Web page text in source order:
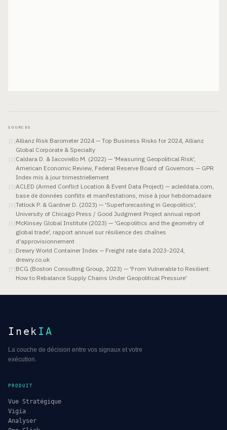
SOURCES
[1 ]Allianz Risk Barometer 2024 — Top Business Risks for 2024, Allianz
Global Corporate & Specialty
[2]Caldara D. & Iacoviello M. (2022) — 'Measuring Geopolitical Risk',
American Economic Review, Federal Reserve Board of Governors — GPR
Index mis à jour trimestriellement
[ 3]ACLED (Armed Conflict Location & Event Data Project) — acleddata.com,
base de données conflits et manifestations, mise à jour hebdomadaire
[4 ]Tetlock P. & Gardner D. (2023) — 'Superforecasting in Geopolitics',
University of Chicago Press / Good Judgment Project annual report
[5]McKinsey Global Institute (2023) — 'Geopolitics and the geometry of
global trade', rapport annuel sur résilience des chaînes
d'approvisionnement
[6 ]Drewry World Container Index — Freight rate data 2023-2024,
drewry.co.uk
[7 ]BCG (Boston Consulting Group, 2023) — 'From Vulnerable to Resilient:
How to Rebalance Supply Chains Under Geopolitical Pressure'
Inek IA
La couche de décision entre vos signaux et votre
exécution.
PRODUIT
Vue Stratégique
Vigia
Analyser